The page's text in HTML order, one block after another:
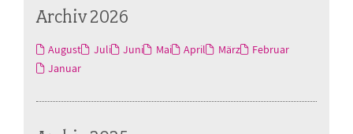
Archiv 2026
August Juli Juni Mai April März
Februar
Januar